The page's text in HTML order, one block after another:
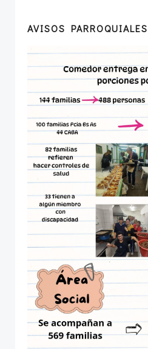
AVISOS PARROQUIALES